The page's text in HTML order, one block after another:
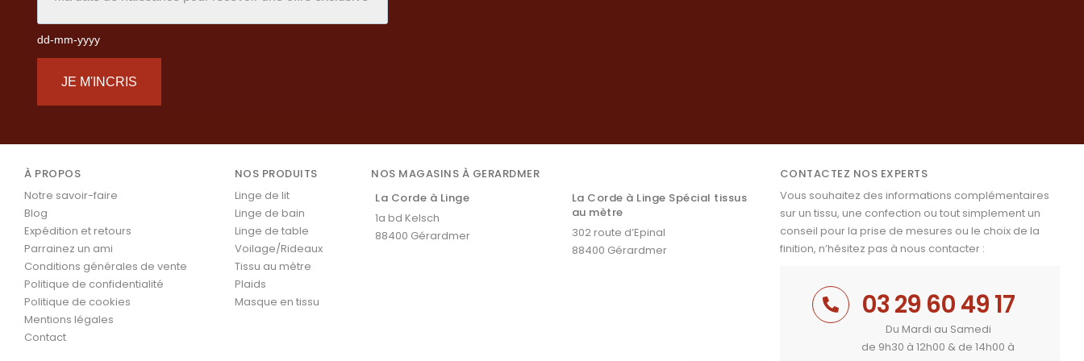
dd-mm-yyyy
JE M'INCRIS
À PROPOS
Notre savoir-faire
Blog
Expédition et retours
Parrainez un ami
Conditions générales de vente
Politique de confidentialité
Politique de cookies
Mentions légales
Contact
NOS PRODUITS
Linge de lit
Linge de bain
Linge de table
Voilage/Rideaux
Tissu au mètre
Plaids
Masque en tissu
NOS MAGASINS À GERARDMER
La Corde à Linge
1a bd Kelsch
88400 Gérardmer
La Corde à Linge Spécial tissus
au mètre
302 route d’Epinal
88400 Gérardmer
CONTACTEZ NOS EXPERTS
Vous souhaitez des informations complémentaires
sur un tissu, une confection ou tout simplement un
conseil pour la prise de mesures ou le choix de la
finition, n’hésitez pas à nous contacter :
03 29 60 49 17
Du Mardi au Samedi
de 9h30 à 12h00 & de 14h00 à